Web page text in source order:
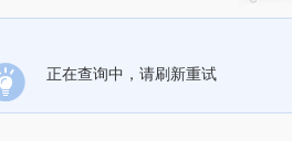
正在查询中，请刷新重试